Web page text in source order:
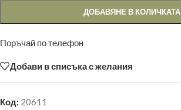
ДОБАВЯНЕ В КОЛИЧКАТА
Поръчай по телефон
Добави в списъка с желания
Код: 20611